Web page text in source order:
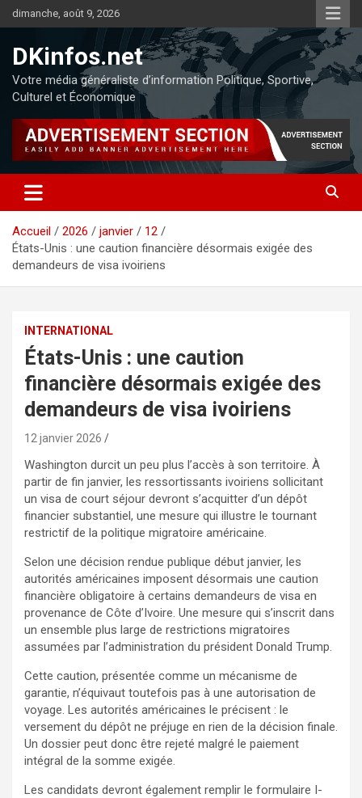
dimanche, août 9, 2026
DKinfos.net
Votre média généraliste d’information Politique, Sportive,
Culturel et Économique
Accueil 2026 janvier
12
États-Unis : une caution financière désormais exigée des
demandeurs de visa ivoiriens
INTERNATIONAL
États-Unis : une caution
financière désormais exigée des
demandeurs de visa ivoiriens
12 janvier 2026
Washington durcit un peu plus l’accès à son territoire. À
partir de fin janvier, les ressortissants ivoiriens sollicitant
un visa de court séjour devront s’acquitter d’un dépôt
financier substantiel, une mesure qui illustre le tournant
restrictif de la politique migratoire américaine.
Selon une décision rendue publique début janvier, les
autorités américaines imposent désormais une caution
financière obligatoire à certains demandeurs de visa en
provenance de Côte d’Ivoire. Une mesure qui s’inscrit dans
un ensemble plus large de restrictions migratoires
assumées par l’administration du président Donald Trump.
Cette caution, présentée comme un mécanisme de
garantie, n’équivaut toutefois pas à une autorisation de
voyage. Les autorités américaines le précisent : le
versement du dépôt ne préjuge en rien de la décision finale.
Un dossier peut donc être rejeté malgré le paiement
intégral de la somme exigée.
Les candidats devront également remplir le formulaire I-